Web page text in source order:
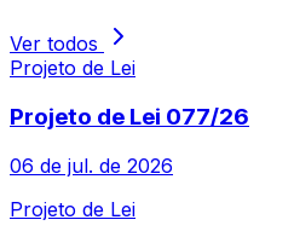
Ver todos
Projeto de Lei
Projeto de Lei 077/26
06 de jul. de 2026
Projeto de Lei